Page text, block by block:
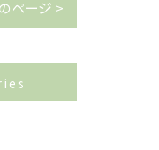
ページ >